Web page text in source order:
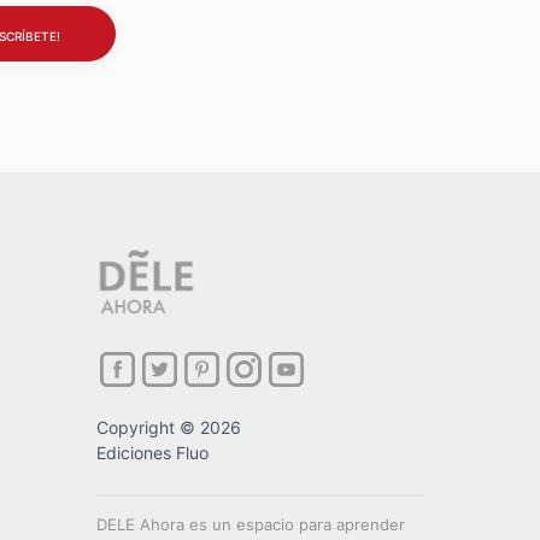
Copyright © 2026
Ediciones Fluo
DELE Ahora es un espacio para aprender